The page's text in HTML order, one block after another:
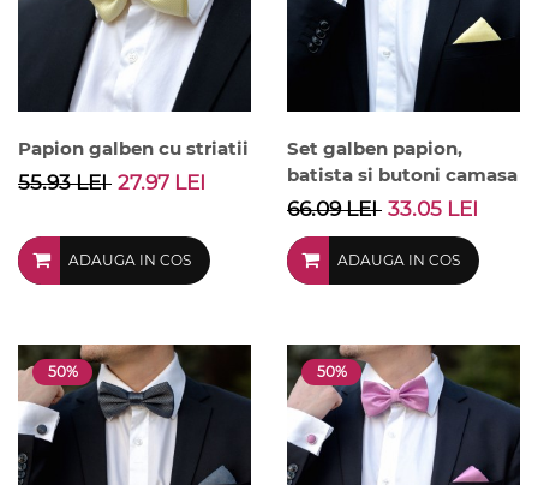
Papion galben cu striatii
55.93 LEI 27.97 LEI
ADAUGA IN COS
Set galben papion,
batista si butoni camasa
66.09 LEI 33.05 LEI
ADAUGA IN COS
50% 50%